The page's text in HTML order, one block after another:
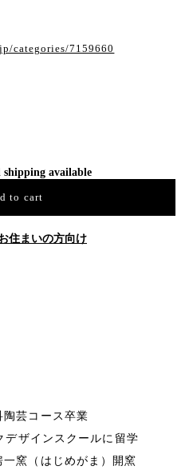
categories/7159660
available
to cart
住まいの方向け
陶芸コース卒業
デザインスクールに留学
窯（はじめがま）開窯